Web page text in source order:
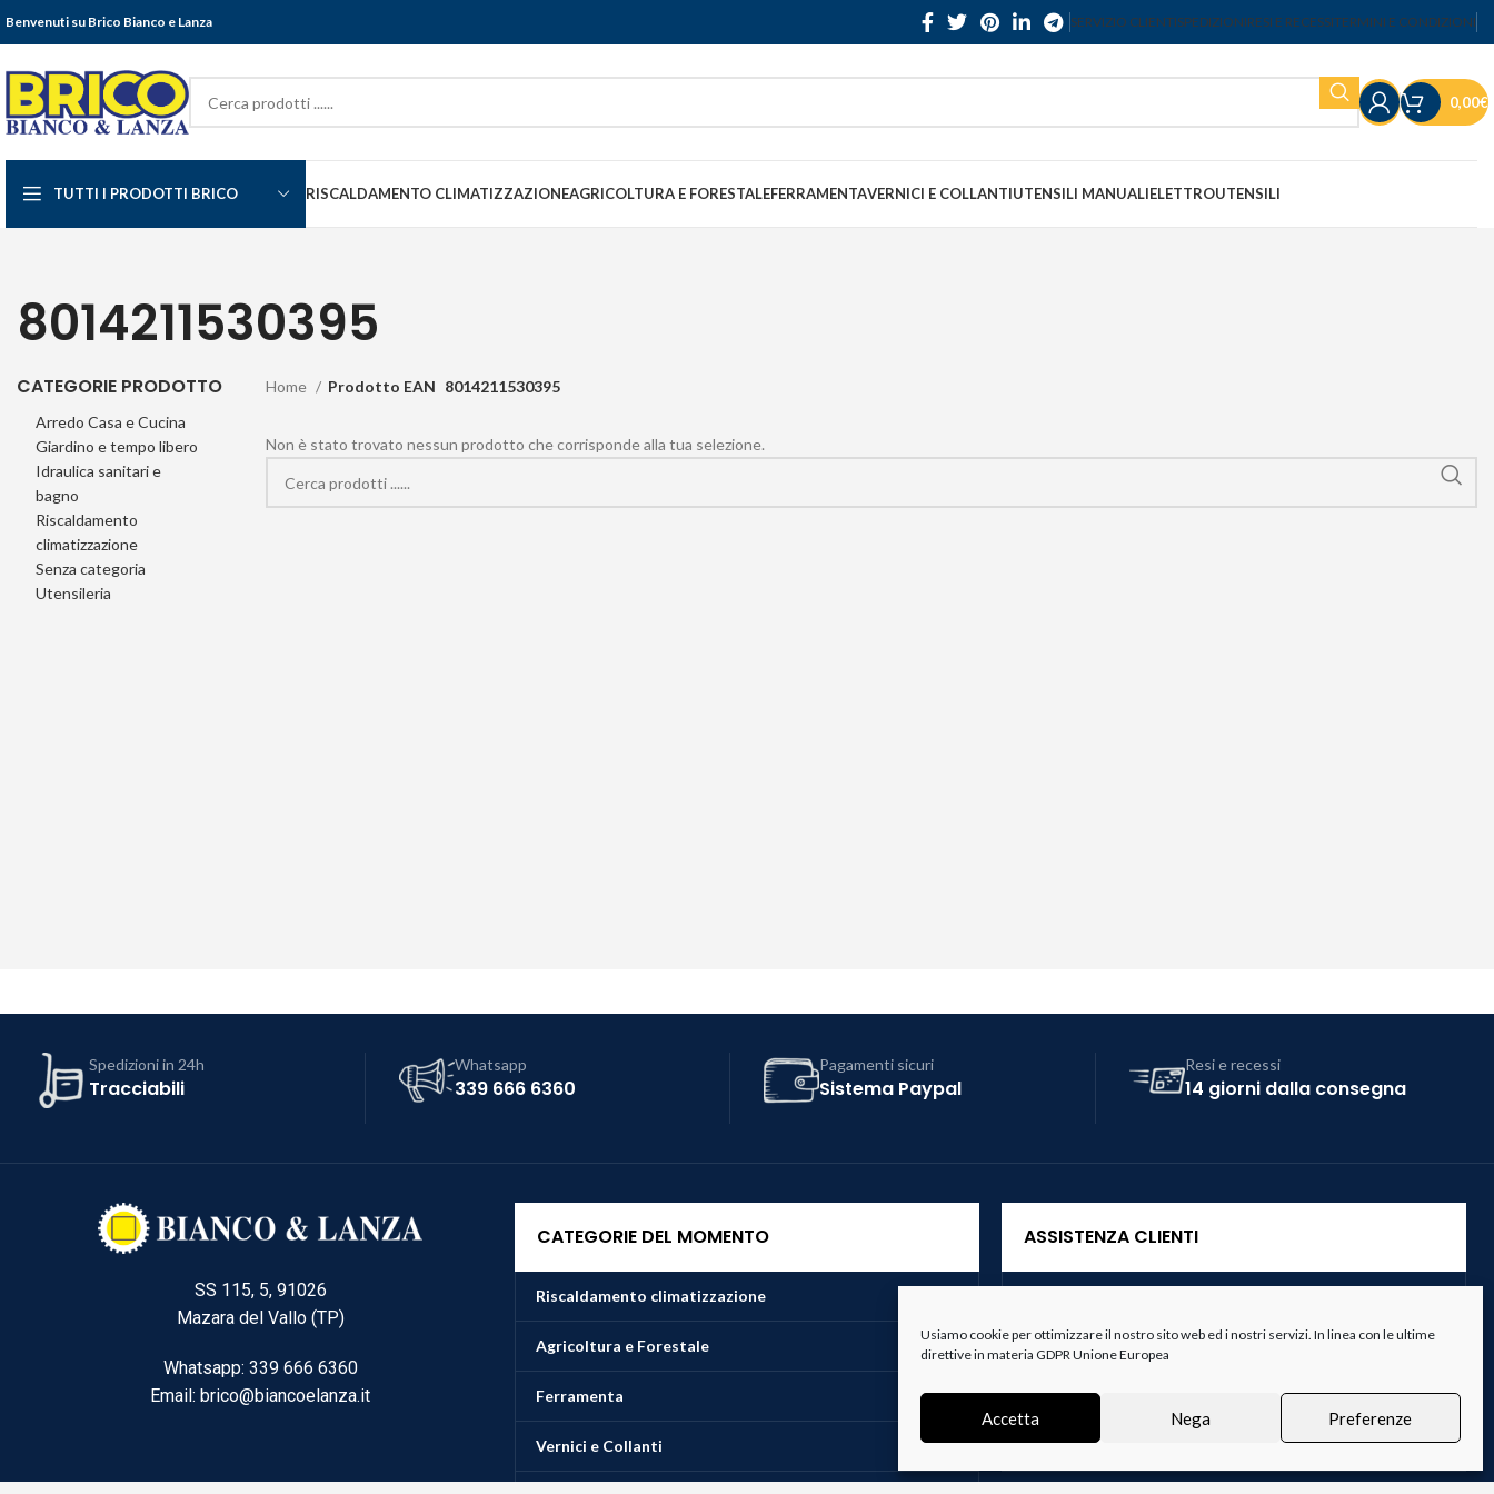
Usiamo cookie per ottimizzare il nostro sito web ed i nostri servizi. In linea con le ultime
direttive in materia GDPR Unione Europea
Accetta Nega Preferenze
Benvenuti su Brico Bianco e Lanza SERVIZIO CLIENTISPEDIZIONIRESI E RECESSITERMINI E CONDIZIONI
0,00€
TUTTI I PRODOTTI BRICO RISCALDAMENTO CLIMATIZZAZIONEAGRICOLTURA E FORESTALEFERRAMENTAVERNICI E COLLANTIUTENSILI MANUALIELETTROUTENSILI
8014211530395
CATEGORIE PRODOTTO
Arredo Casa e Cucina
Giardino e tempo libero
Idraulica sanitari e
bagno
Riscaldamento
climatizzazione
Senza categoria
Utensileria
Home Prodotto EAN 8014211530395
Non è stato trovato nessun prodotto che corrisponde alla tua selezione.
Spedizioni in 24h
Tracciabili
Whatsapp
339 666 6360
Pagamenti sicuri
Sistema Paypal
Resi e recessi
14 giorni dalla consegna
SS 115, 5, 91026
Mazara del Vallo (TP)
Whatsapp: 339 666 6360
Email: brico@biancoelanza.it
CATEGORIE DEL MOMENTO
Riscaldamento climatizzazione
Agricoltura e Forestale
Ferramenta
Vernici e Collanti
ASSISTENZA CLIENTI
Spedizioni
Resi e Recessi
Termini e Condizioni